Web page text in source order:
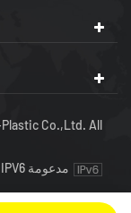
Co.,Ltd. All
شبكة IPV6 مدعومة